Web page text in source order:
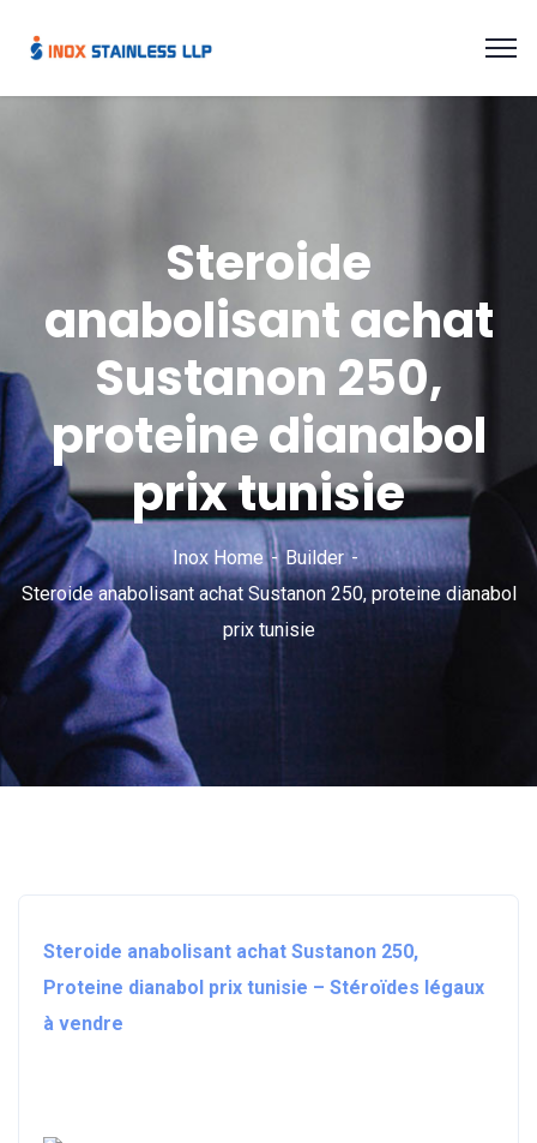
Steroide
anabolisant achat
Sustanon 250,
proteine dianabol
prix tunisie
Inox Home
Builder
Steroide anabolisant achat Sustanon 250, proteine dianabol
prix tunisie
Steroide anabolisant achat Sustanon 250,
Proteine dianabol prix tunisie – Stéroïdes légaux
à vendre